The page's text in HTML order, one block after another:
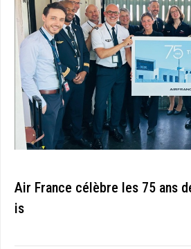
Air France célèbre les 75 ans
is